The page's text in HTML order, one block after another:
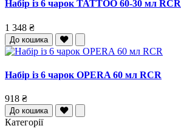
Набір із 6 чарок TATTOO 60-30 мл RCR
1 348 ₴
До кошика
Набір із 6 чарок OPERA 60 мл RCR
918 ₴
До кошика
Категорії